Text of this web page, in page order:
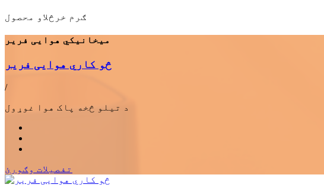
ګرم خرڅلاو محصول
میخانیکي هوایی فریر
څو کاري هوایی فریر
/
د تیلو څخه پاک هوا غوړول
تفصيلات وګورئ